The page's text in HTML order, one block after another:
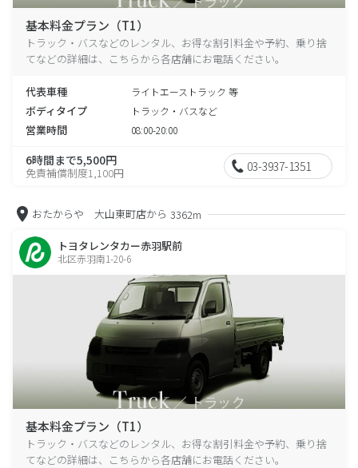
基本料金プラン（T1）
トラック・バスなどのレンタル、お得な割引料金や予約、乗り捨
てなどの詳細は、こちらから各店舗にお電話ください。
代表車種 ライトエーストラック 等
ボディタイプ トラック・バスなど
営業時間 08:00-20:00
6時間まで5,500円
免責補償制度1,100円 03-3937-1351
おたからや 大山東町店から 3362m
トヨタレンタカー赤羽駅前
北区赤羽南1-20-6
基本料金プラン（T1）
トラック・バスなどのレンタル、お得な割引料金や予約、乗り捨
てなどの詳細は、こちらから各店舗にお電話ください。